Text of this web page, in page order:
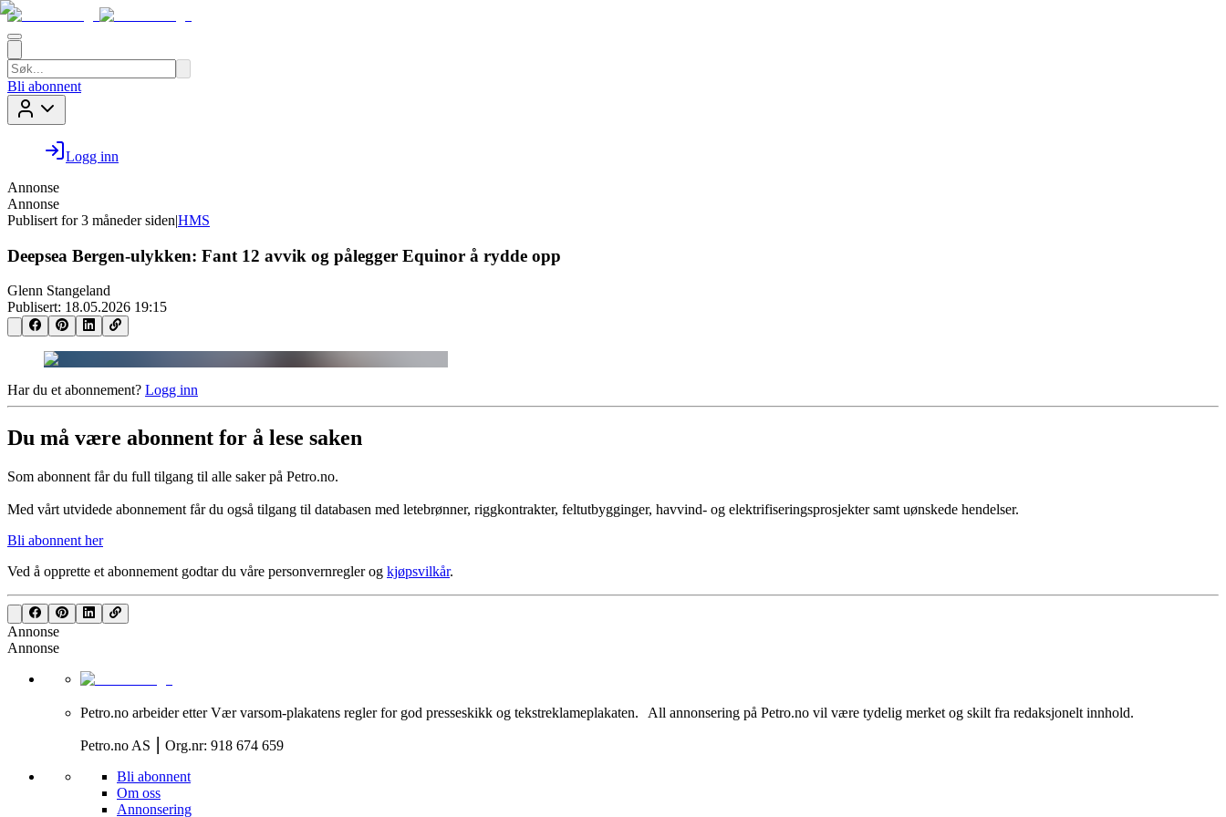
Bli abonnent
Logg inn
Annonse
Annonse
Publisert for 3 måneder siden|HMS
Deepsea Bergen-ulykken: Fant 12 avvik og pålegger Equinor å rydde opp
Glenn Stangeland
Publisert: 18.05.2026 19:15
Har du et abonnement? Logg inn
Du må være abonnent for å lese saken
Som abonnent får du full tilgang til alle saker på Petro.no.
Med vårt utvidede abonnement får du også tilgang til databasen med letebrønner, riggkontrakter, feltutbygginger, havvind- og elektrifiseringsprosjekter samt uønskede hendelser.
Bli abonnent her
Ved å opprette et abonnement godtar du våre personvernreglerog kjøpsvilkår.
Annonse
Annonse
Petro.no arbeider etter Vær varsom-plakatens regler for god presseskikk og tekstreklameplakaten. All annonsering på Petro.no vil være tydelig merket og skilt fra redaksjonelt innhold.
Petro.no AS ⎮ Org.nr: 918 674 659
Bli abonnent
Om oss
Annonsering